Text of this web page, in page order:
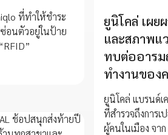
ที่ทำให้ชำระ
อนตัวอยู่ในป้าย
ยูนิโคล่ เผย
และสภาพแ
ทบต่ออารม
ทำงานของ
ยูนิโคล่ แบรนด์เ
ที่สำรวจถึงการ
ผู้คนในเมือง จา